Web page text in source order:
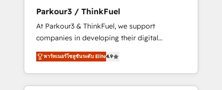
Our Services: HubSpot implementations &
data migration Custom AI agents Revenue
Operations API integrations AI-ready Website
design Let’s turn your CRM into your growth
engine!
Parkour3 / ThinkFuel
At Parkour3 & ThinkFuel, we support
companies in developing their digital
strategies by leveraging technologies and
automating their marketing and sales
processes to generate growth. Our offer
spans from Strategy to Operations. We
พาร์ทเนอร์โซลูชันระดับ Elite4.9